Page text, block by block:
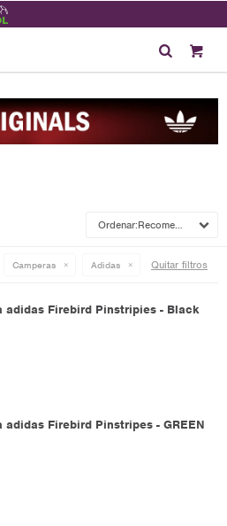
Recomendados
Camperas Adidas Quitar filtros
adidas Firebird Pinstripies - Black
adidas Firebird Pinstripes - GREEN